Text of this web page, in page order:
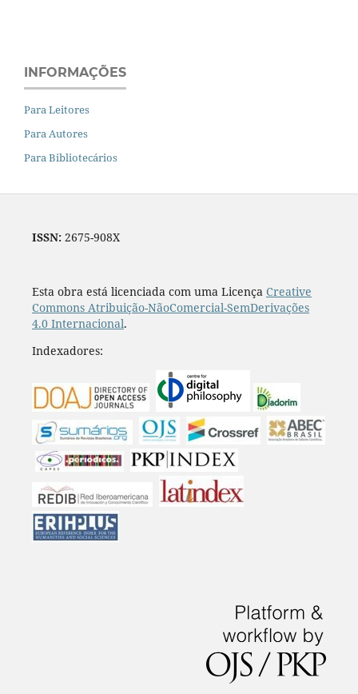
INFORMAÇÕES
Para Leitores
Para Autores
Para Bibliotecários
ISSN:2675-908X
Esta obra está licenciada com uma Licença Creative
Commons Atribuição-NãoComercial-SemDerivações
4.0 Internacional.
Indexadores: